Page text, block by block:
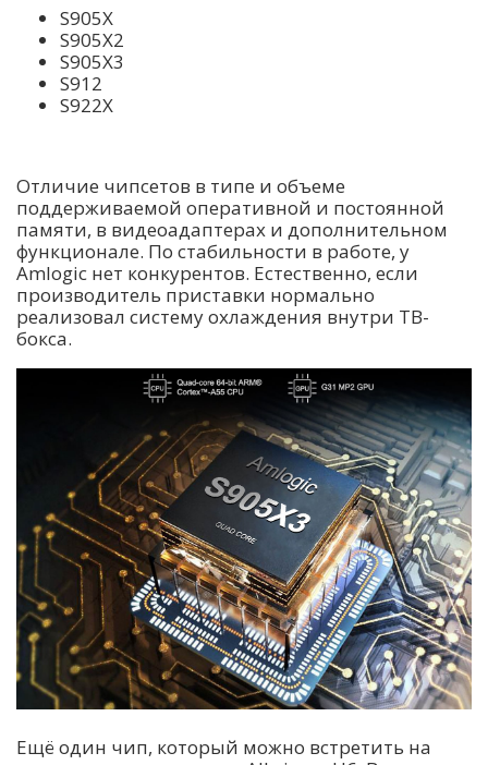
S905X
S905X2
S905X3
S912
S922X
Отличие чипсетов в типе и объеме
поддерживаемой оперативной и постоянной
памяти, в видеоадаптерах и дополнительном
функционале. По стабильности в работе, у
Amlogic нет конкурентов. Естественно, если
производитель приставки нормально
реализовал систему охлаждения внутри ТВ-
бокса.
Ещё один чип, который можно встретить на